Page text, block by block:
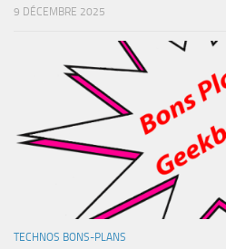
9 DÉCEMBRE 2025
TECHNOS BONS-PLANS